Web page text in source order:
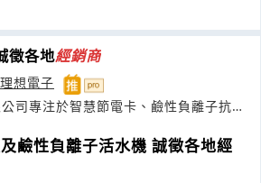
徵各地經銷商
想電子
司專注於智慧節電卡、鹼性負離子抗菌
鹼性負離子活水機 誠徵各地經